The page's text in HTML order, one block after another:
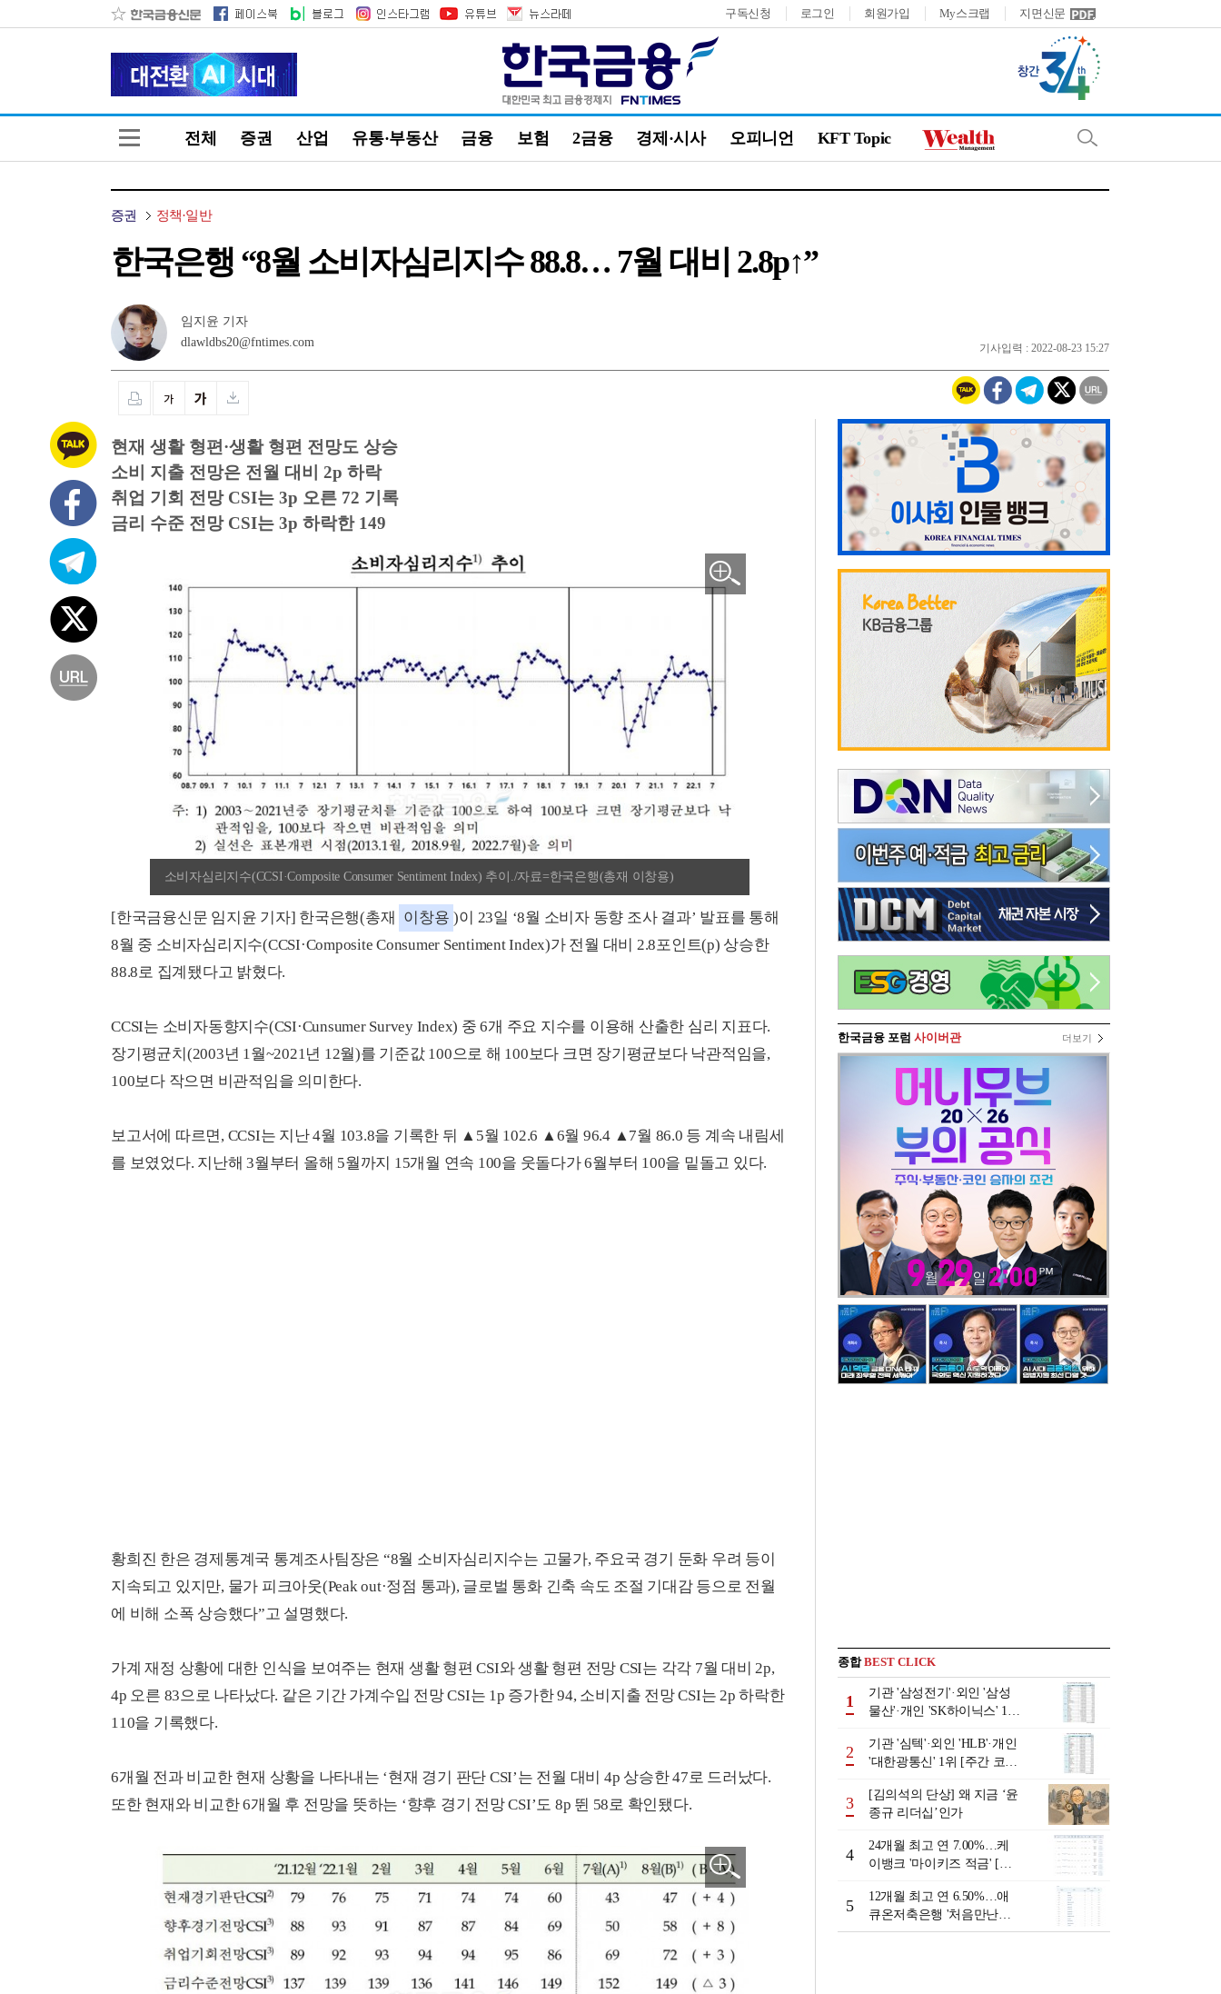
구독신청 로그인 회원가입 My스크랩 지면신문
전체 증권 산업 유통·부동산 금융 보험 2금융 경제·시사 오피니언 KFT Topic
증권 정책·일반
한국은행 “8월 소비자심리지수 88.8… 7월 대비 2.8p↑”
임지윤 기자
dlawldbs20@fntimes.com
기사입력 : 2022-08-23 15:27
현재 생활 형편·생활 형편 전망도 상승
소비 지출 전망은 전월 대비 2p 하락
취업 기회 전망 CSI는 3p 오른 72 기록
금리 수준 전망 CSI는 3p 하락한 149
소비자심리지수(CCSI·Composite Consumer Sentiment Index) 추이./자료=한국은행(총재 이창용)
[한국금융신문 임지윤 기자] 한국은행(총재 이창용 )이 23일 ‘8월 소비자 동향 조사 결과’ 발표를 통해
8월 중 소비자심리지수(CCSI·Composite Consumer Sentiment Index)가 전월 대비 2.8포인트(p) 상승한
88.8로 집계됐다고 밝혔다.
CCSI는 소비자동향지수(CSI·Cunsumer Survey Index) 중 6개 주요 지수를 이용해 산출한 심리 지표다.
장기평균치(2003년 1월~2021년 12월)를 기준값 100으로 해 100보다 크면 장기평균보다 낙관적임을,
100보다 작으면 비관적임을 의미한다.
보고서에 따르면, CCSI는 지난 4월 103.8을 기록한 뒤 ▲5월 102.6 ▲6월 96.4 ▲7월 86.0 등 계속 내림세
를 보였었다. 지난해 3월부터 올해 5월까지 15개월 연속 100을 웃돌다가 6월부터 100을 밑돌고 있다.
황희진 한은 경제통계국 통계조사팀장은 “8월 소비자심리지수는 고물가, 주요국 경기 둔화 우려 등이
지속되고 있지만, 물가 피크아웃(Peak out·정점 통과), 글로벌 통화 긴축 속도 조절 기대감 등으로 전월
에 비해 소폭 상승했다”고 설명했다.
가계 재정 상황에 대한 인식을 보여주는 현재 생활 형편 CSI와 생활 형편 전망 CSI는 각각 7월 대비 2p,
4p 오른 83으로 나타났다. 같은 기간 가계수입 전망 CSI는 1p 증가한 94, 소비지출 전망 CSI는 2p 하락한
110을 기록했다.
6개월 전과 비교한 현재 상황을 나타내는 ‘현재 경기 판단 CSI’는 전월 대비 4p 상승한 47로 드러났다.
또한 현재와 비교한 6개월 후 전망을 뜻하는 ‘향후 경기 전망 CSI’도 8p 뛴 58로 확인됐다.
한국금융 포럼 사이버관 더보기
종합BEST CLICK
1
기관 '삼성전기'·외인 '삼성
물산'·개인 'SK하이닉스' 1위
년 8월3일~8월7일]
2
기관 '심텍'·외인 'HLB'·개인
'대한광통신' 1위 [주간 코스
월7일]
3
[김의석의 단상] 왜 지금 ‘윤
종규 리더십’인가
4
24개월 최고 연 7.00%…케
이뱅크 '마이키즈 적금' [이
주]
5
12개월 최고 연 6.50%…애
큐온저축은행 '처음만난적
금'[이주의 저축은행 적금금